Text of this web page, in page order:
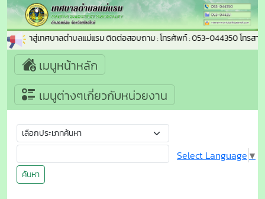
รับเข้าสู่เทศบาลตำบลแม่แรม ติดต่อสอบถาม : โทรศัพท์ : 053-044350 โทรสาร
เมนูหน้าหลัก
เมนูต่างๆเกี่ยวกับหน่วยงาน
ค้นหา
Select Language ▼